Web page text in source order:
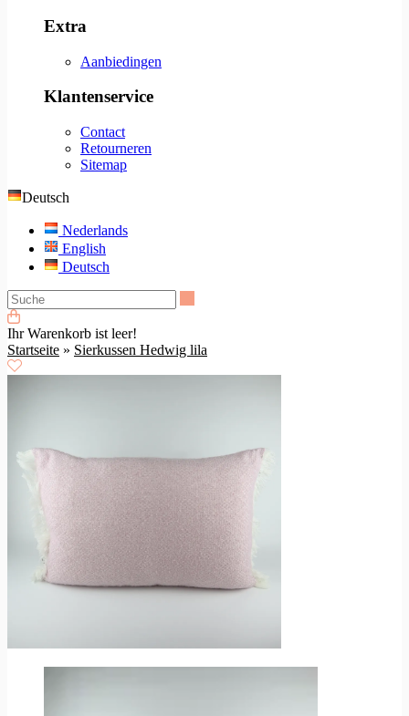
Extra
Aanbiedingen
Klantenservice
Contact
Retourneren
Sitemap
Deutsch
Nederlands
English
Deutsch
Ihr Warenkorb ist leer!
Startseite » Sierkussen Hedwig lila